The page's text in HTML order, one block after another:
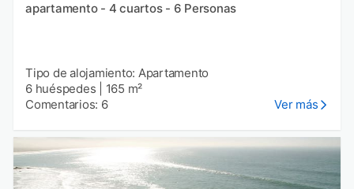
apartamento - 4 cuartos - 6 Personas
Tipo de alojamiento: Apartamento
6 huéspedes
165 m²
Comentarios: 6
Ver más